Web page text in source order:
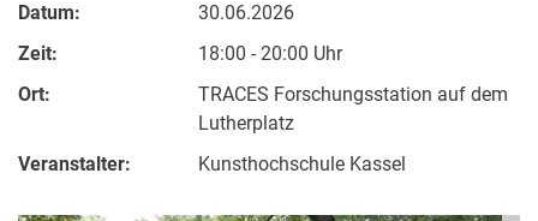
Datum:
30.06.2026
Zeit:
18:00 - 20:00 Uhr
Ort:
TRACES Forschungsstation auf dem
Lutherplatz
Veranstalter:
Kunsthochschule Kassel